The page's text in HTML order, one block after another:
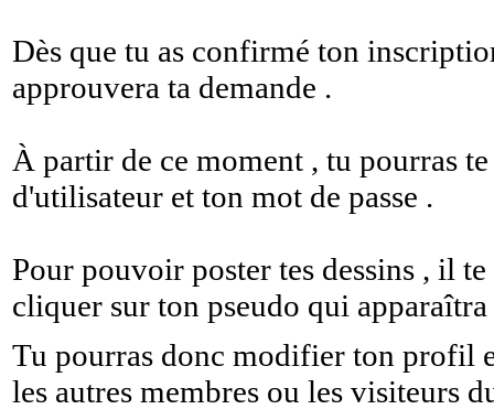
Dès que tu as confirmé ton
approuvera ta demande .
À partir de ce moment , tu pourras
d'utilisateur et ton mot de passe .
Pour pouvoir poster tes dessins , il
cliquer sur ton pseudo qui
Tu pourras donc modifier ton profil
les autres membres ou les visiteurs